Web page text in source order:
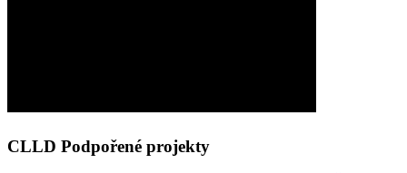
CLLD Podpořené projekty